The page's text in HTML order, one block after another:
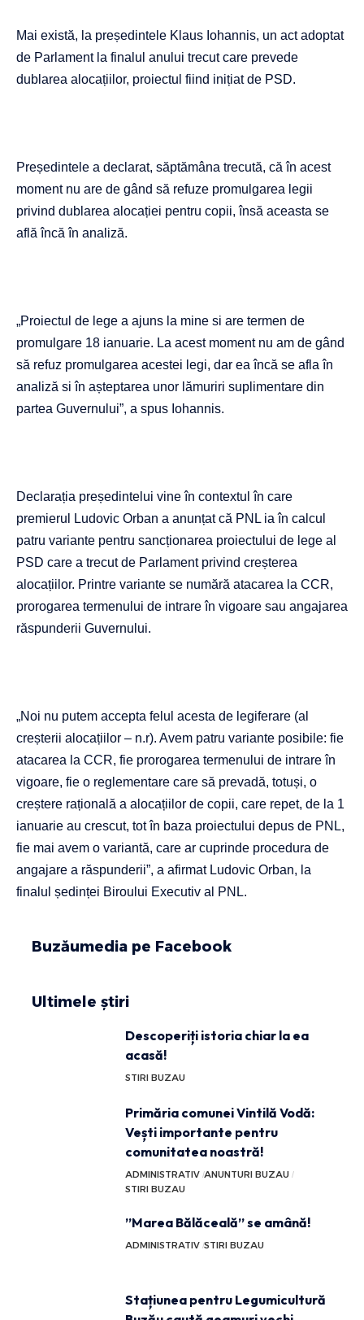
Mai există, la președintele Klaus Iohannis, un act adoptat
de Parlament la finalul anului trecut care prevede
dublarea alocațiilor, proiectul fiind inițiat de PSD.
Președintele a declarat, săptămâna trecută, că în acest
moment nu are de gând să refuze promulgarea legii
privind dublarea alocației pentru copii, însă aceasta se
află încă în analiză.
„Proiectul de lege a ajuns la mine si are termen de
promulgare 18 ianuarie. La acest moment nu am de gând
să refuz promulgarea acestei legi, dar ea încă se afla în
analiză si în așteptarea unor lămuriri suplimentare din
partea Guvernului”, a spus Iohannis.
Declarația președintelui vine în contextul în care
premierul Ludovic Orban a anunțat că PNL ia în calcul
patru variante pentru sancționarea proiectului de lege al
PSD care a trecut de Parlament privind creșterea
alocațiilor. Printre variante se numără atacarea la CCR,
prorogarea termenului de intrare în vigoare sau angajarea
răspunderii Guvernului.
„Noi nu putem accepta felul acesta de legiferare (al
creșterii alocațiilor – n.r). Avem patru variante posibile: fie
atacarea la CCR, fie prorogarea termenului de intrare în
vigoare, fie o reglementare care să prevadă, totuși, o
creștere rațională a alocațiilor de copii, care repet, de la 1
ianuarie au crescut, tot în baza proiectului depus de PNL,
fie mai avem o variantă, care ar cuprinde procedura de
angajare a răspunderii”, a afirmat Ludovic Orban, la
finalul ședinței Biroului Executiv al PNL.
Buzăumedia pe Facebook
Ultimele știri
Descoperiți istoria chiar la ea
acasă!
STIRI BUZAU
Primăria comunei Vintilă Vodă:
Vești importante pentru
comunitatea noastră!
ADMINISTRATIV ANUNTURI BUZAU
STIRI BUZAU
”Marea Bălăceală” se amână!
ADMINISTRATIV STIRI BUZAU
Stațiunea pentru Legumicultură